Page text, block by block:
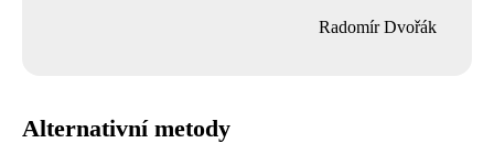
Radomír Dvořák
Alternativní metody